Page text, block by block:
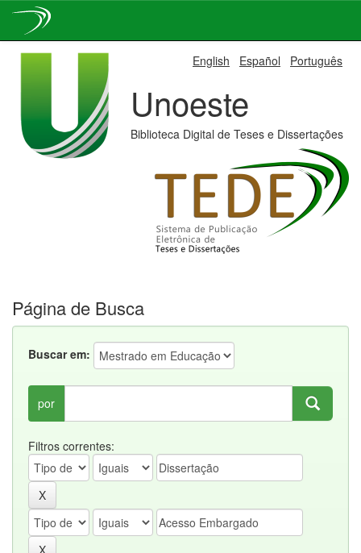
English Español Português
Unoeste
Biblioteca Digital de Teses e Dissertações
Página de Busca
Buscar em:
por
Filtros correntes: